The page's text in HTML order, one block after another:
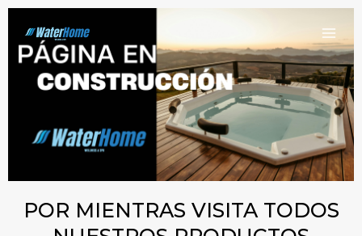
contenido
POR MIENTRAS VISITA TODOS